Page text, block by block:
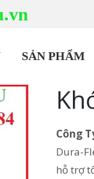
SẢN PHẨM
Công
Dura-
hỗ trợ